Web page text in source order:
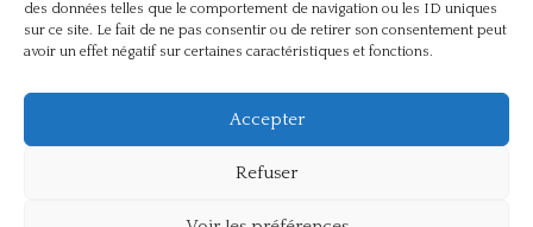
des données telles que le comportement de navigation ou les ID uniques
sur ce site. Le fait de ne pas consentir ou de retirer son consentement peut
avoir un effet négatif sur certaines caractéristiques et fonctions.
Accepter
Refuser
Présentation(4)
Références(57)